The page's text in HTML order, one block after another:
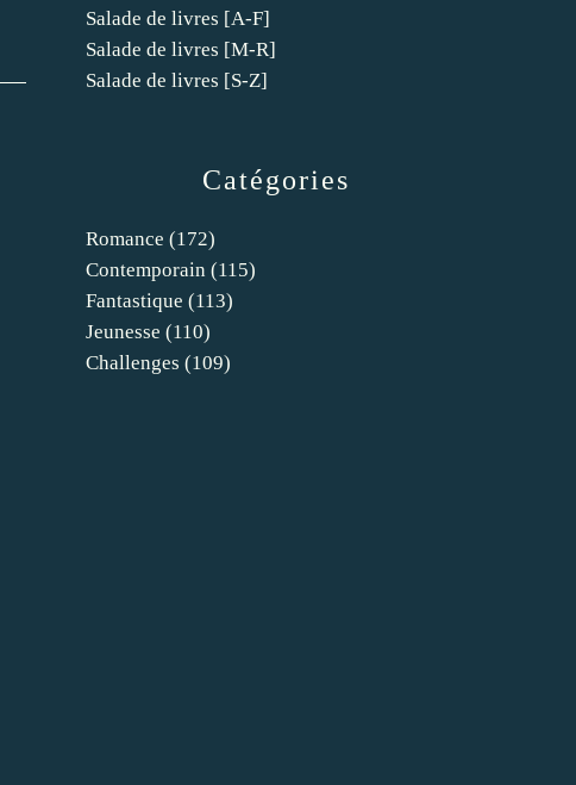
Catégories
Romance (172)
Contemporain (115)
Fantastique (113)
Jeunesse (110)
Challenges (109)
Salade de livres [A-F]
Salade de livres [M-R]
Salade de livres [S-Z]